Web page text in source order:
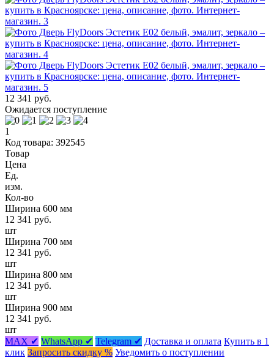
12 341 руб.
Ожидается поступление
1
Код товара: 392545
Товар
Цена
Ед.
изм.
Кол-во
Ширина 600 мм
12 341 руб.
шт
Ширина 700 мм
12 341 руб.
шт
Ширина 800 мм
12 341 руб.
шт
Ширина 900 мм
12 341 руб.
шт
MAX ✔ WhatsApp ✔ Telegram ✔ Доставка и оплата Купить в 1
клик Запросить скидку % Уведомить о поступлении